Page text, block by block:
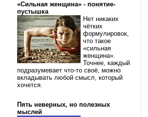
«Сильная женщина» - понятие-
пустышка
Нет никаких
чётких
формулировок,
что такое
«сильная
женщина».
Точнее, каждый
подразумевает что-то своё, можно
вкладывать любой смысл, который
хочется.
Пять неверных, но полезных
мыслей